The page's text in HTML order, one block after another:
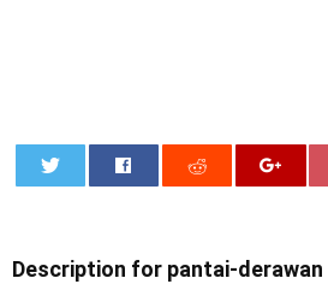
Description for pantai-derawan